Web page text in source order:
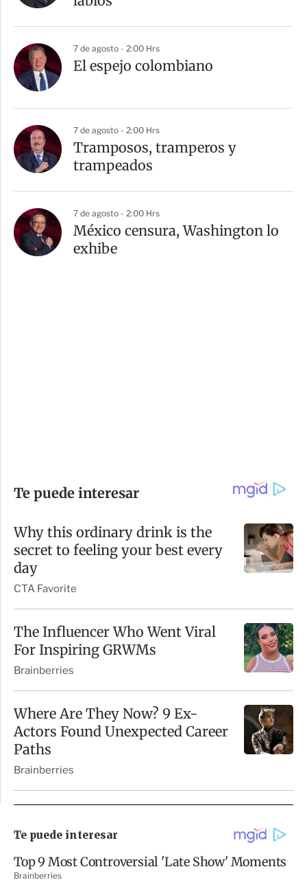
7 de agosto - 2:00 Hrs
El espejo colombiano
7 de agosto - 2:00 Hrs
Tramposos, tramperos y
trampeados
7 de agosto - 2:00 Hrs
México censura, Washington lo
exhibe